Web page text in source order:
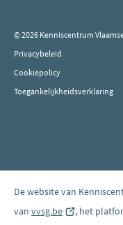
© 2026 Kenniscentrum
Privacybeleid
Cookiepolicy
Toegankelijkheidsverklaring
De website van
van vvsg.be
(opent
, het